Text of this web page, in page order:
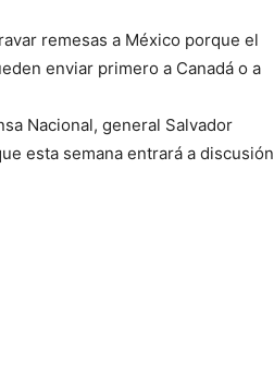
remesas a México porque el
enviar primero a Canadá o a
Nacional, general Salvador
esta semana entrará a discusión